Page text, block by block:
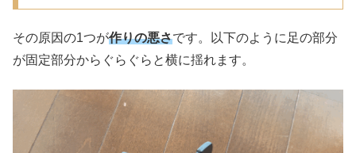
その原因の1つが作りの悪さです。以下のように足の部分
が固定部分からぐらぐらと横に揺れます。